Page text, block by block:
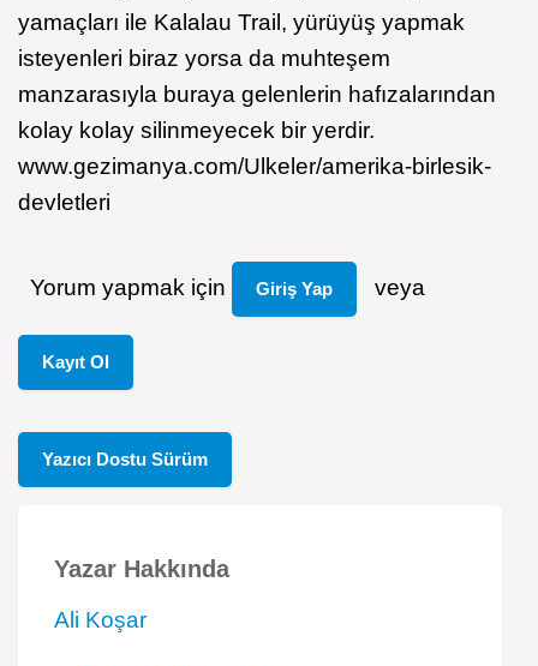
yamaçları ile Kalalau Trail, yürüyüş yapmak
isteyenleri biraz yorsa da muhteşem
manzarasıyla buraya gelenlerin hafızalarından
kolay kolay silinmeyecek bir yerdir.
www.gezimanya.com/Ulkeler/amerika-birlesik-
devletleri
Yorum yapmak için Giriş Yap veya
Kayıt Ol
Yazıcı Dostu Sürüm
Yazar Hakkında
Ali Koşar